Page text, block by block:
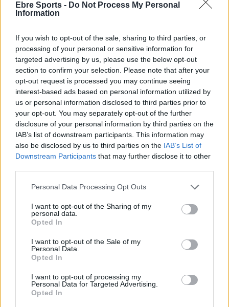
Ebre Sports - Do Not Process My Personal
Information
If you wish to opt-out of the sale, sharing to third parties, or
processing of your personal or sensitive information for
targeted advertising by us, please use the below opt-out
section to confirm your selection. Please note that after your
opt-out request is processed you may continue seeing
interest-based ads based on personal information utilized by
us or personal information disclosed to third parties prior to
your opt-out. You may separately opt-out of the further
disclosure of your personal information by third parties on the
IAB’s list of downstream participants. This information may
also be disclosed by us to third parties on the IAB’s List of
Downstream Participants that may further disclose it to other
Personal Data Processing Opt Outs
I want to opt-out of the Sharing of my
personal data.
Opted In
I want to opt-out of the Sale of my
Personal Data.
Opted In
I want to opt-out of processing my
Personal Data for Targeted Advertising.
Opted In
Futbol
maig 6, 2026
Roquetes inaugura l’Estadi de
l’Observatori, després d’una reforma
integral d’1,2M€
abril 27, 2026
Un CF Benifallet inactiu, planta cara al CF
Pinell en la festivitat de Santa Magdalena
abril 25, 2026
DEIXA UNA RESPOSTA